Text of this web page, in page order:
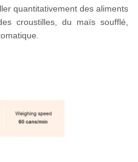
quantitativement des aliments
croustilles, du maïs soufflé,